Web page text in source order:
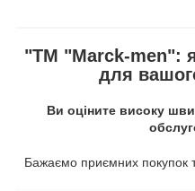
"ТМ "Marck-men":
для
Ви оціните високу
Бажаємо приємних покупок